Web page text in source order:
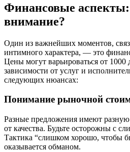
Финансовые аспекты:
внимание?
Один из важнейших моментов,
интимного характера, — это
Цены могут варьироваться от
зависимости от услуг и
следующих нюансах:
Понимание рыночной
Разные предложения имеют разную
от качества. Будьте осторожны с
Тактика “слишком хорошо, чтобы
оказывается обманом.